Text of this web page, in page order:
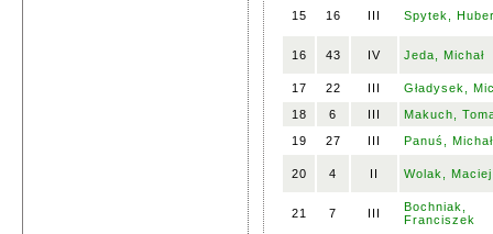
15 16 III Spytek,
16 43 IV Jeda, Michał
17 22 III
Gładysek,
18
6 III
Makuch,
19
27 III Panuś, Michał
20 4 II Wolak, Maciej
21 7 III
Bochniak,
Franciszek